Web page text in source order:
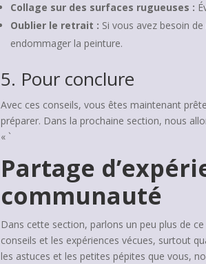
Collage sur des surfaces rugueuses :
Oublier le retrait : Si vous avez besoin
endommager la peinture.
5. Pour conclure
Avec ces conseils, vous êtes maintenant
préparer. Dans la prochaine section, nous
« `
Partage
communauté
Dans cette section, parlons un peu plus de
conseils et les expériences vécues, surtout
les astuces et les petites pépites que vous,